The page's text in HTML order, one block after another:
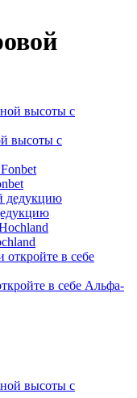
высоты с
в себе Альфа-